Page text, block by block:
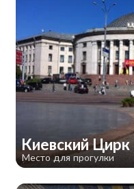
​Киевский Цирк
Место для прогулки